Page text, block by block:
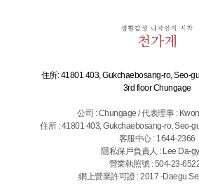
住所: 41801 403, Gukchaebosang-ro, Seo-
3rd floor Chungage
公司 : Chungage / 代表理事 :
住所 : 41801 403, Gukchaebosang-ro, Seo-
客服中心 : 1644-2366
隱私保戶負責人 : Lee Da-
營業執照號 : 504-23-
網上營業許可證 : 2017 -Daegu